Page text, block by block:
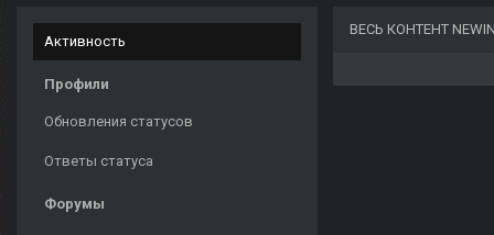
Активность
Профили
Обновления статусов
Ответы статуса
Форумы
ВЕСЬ КОНТЕНТ